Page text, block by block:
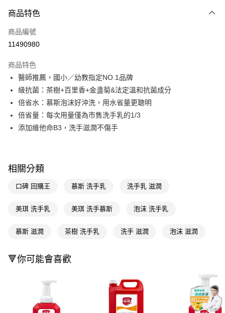
POYA支付
信用卡一次付款
LINE Pay
Apple Pay
街口支付
悠遊付
AFTEE先享後付
【關於「AFTEE先享後付」】
便利好安心！
２．便利：只要手機號碼，簡訊認證，即可結帳。
３．安心：先確認商品／服務後，再付款。
【「AFTEE先享後付」結帳流程】
１．於結帳方式選擇「AFTEE先享後付」後，將跳轉至「AFTEE先享後付」
２．訂單成立數日內，您將收到繳費通知簡訊。
３．收到繳費通知簡訊後14天內，點擊此簡訊中的連結，可透過四大超商／
ATM／網路銀行／等多元方式進行付款，方視為交易完成。
※ 請注意：結帳手續完成當下不需立刻繳費，但若您需要取消訂單，請聯絡
每筆NT$65，滿NT$390(含以上)免運費
每筆NT$65，滿NT$390(含以上)免運費
萊爾富取貨付款
商品特色
商品編號
11490980
商品特色
醫師推薦，國小／幼教指定NO.1品牌
級抗菌：茶樹+百里香+金盞菊&法定溫和抗菌成分
倍省水：慕斯泡沫好沖洗，用水省量更聰明
倍省量：每次用量僅為市售洗手乳的1/3
添加維他命B3，洗手滋潤不傷手
相關分類
口碑 回購王 慕斯 洗手乳 洗手乳 滋潤
美琪 洗手乳 美琪 洗手慕斯 泡沫 洗手乳
慕斯 滋潤 茶樹 洗手乳 洗手 滋潤 泡沫 滋潤
🔻你可能會喜歡